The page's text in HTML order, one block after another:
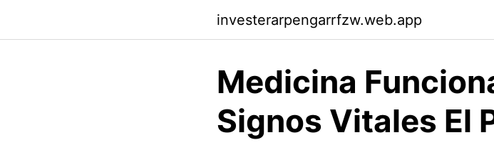
investerarpengarrfzw.web.app
Medicina
Signos Vitales El